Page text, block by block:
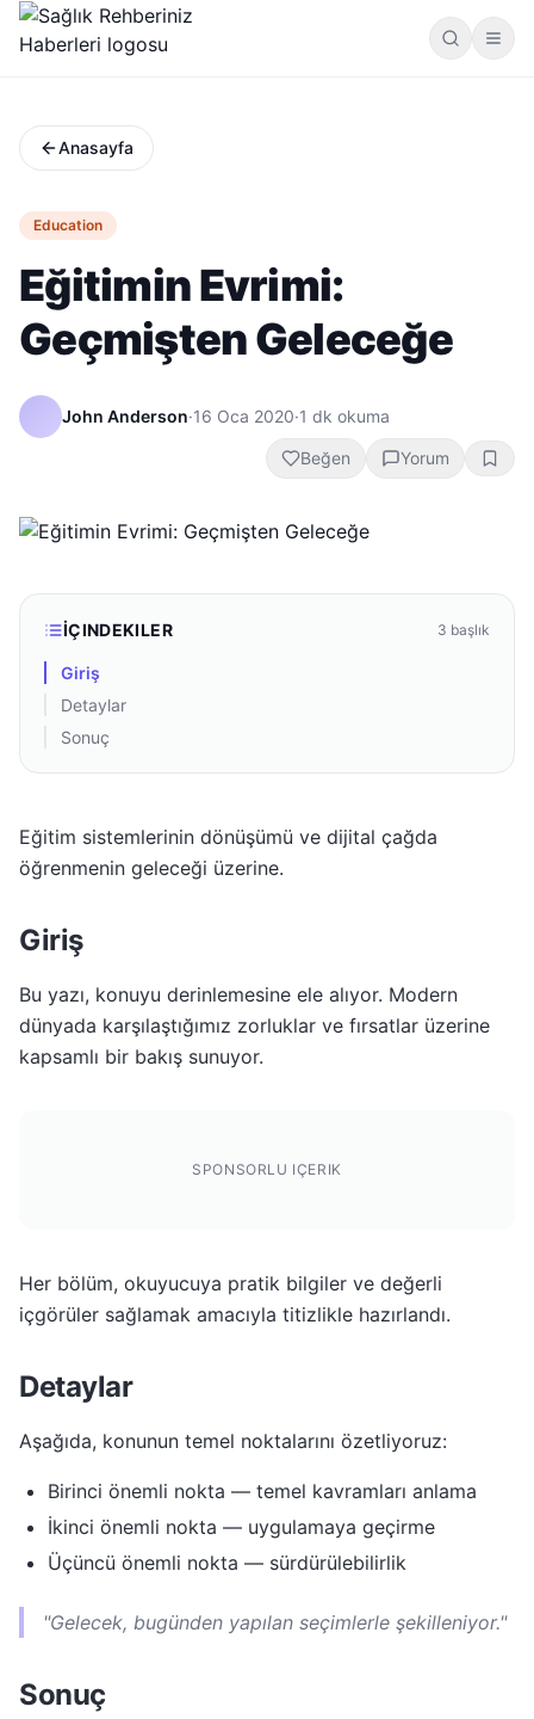
Anasayfa
Education
Eğitimin Evrimi:
Geçmişten Geleceğe
John Anderson·16 Oca 2020·1 dk okuma
Beğen Yorum
İÇINDEKILER 3 başlık
Giriş
Detaylar
Sonuç
Eğitim sistemlerinin dönüşümü ve dijital çağda
öğrenmenin geleceği üzerine.
Giriş
Bu yazı, konuyu derinlemesine ele alıyor. Modern
dünyada karşılaştığımız zorluklar ve fırsatlar üzerine
kapsamlı bir bakış sunuyor.
SPONSORLU IÇERIK
Her bölüm, okuyucuya pratik bilgiler ve değerli
içgörüler sağlamak amacıyla titizlikle hazırlandı.
Detaylar
Aşağıda, konunun temel noktalarını özetliyoruz:
Birinci önemli nokta — temel kavramları anlama
İkinci önemli nokta — uygulamaya geçirme
Üçüncü önemli nokta — sürdürülebilirlik
"Gelecek, bugünden yapılan seçimlerle şekilleniyor."
Sonuç